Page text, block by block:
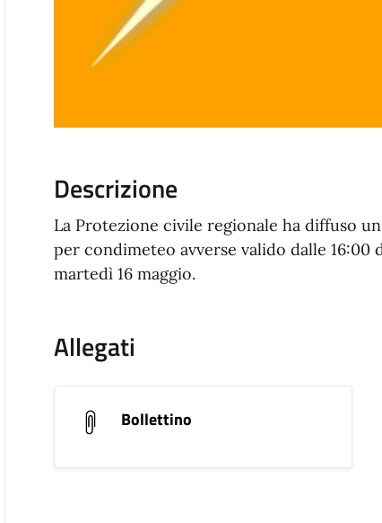
Descrizione
La Protezione civile regionale ha diffuso
per condimeteo avverse valido dalle
martedì 16 maggio.
Allegati
Bollettino